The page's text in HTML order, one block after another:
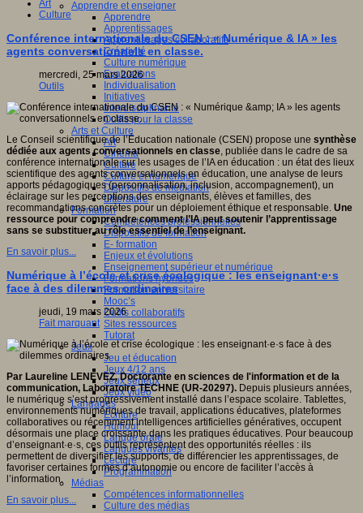
Apprendre et enseigner
Apprendre
Apprentissages
Apprentissages collaboratifs
Créativité
Culture numérique
Evaluations
Individualisation
Initiatives
Interdisciplinarité
Outils pour la classe
Arts et Culture
Art
Cinéma
Culture
Culture et numérique
Dispositifs de médiation
Littérature
Formation
Compétences professionnelles
Dispositifs de formation
E- formation
Enjeux et évolutions
Enseignement supérieur et numérique
Formations hybrides
Formation universitaire
Mooc’s
Outils collaboratifs
Sites ressources
Tutorat
Jeux
Jeu et éducation
Jeux 4/12 ans
Jeux sérieux
Jeux vidéo
Langages
Ecriture
Humour
Langue orale
Langues vivantes
Lecture
Programmation
Médias
Compétences informationnelles
Culture des médias
Art
Culture
Conférence internationale du CSEN : « Numérique & IA » les
agents conversationnels en classe.
mercredi, 25 mars 2026
Outils
Le Conseil scientifique de l’Éducation nationale (CSEN) propose une synthèse
dédiée aux agents conversationnels en classe, publiée dans le cadre de sa
conférence internationale sur les usages de l’IA en éducation : un état des lieux
scientifique des agents conversationnels en éducation, une analyse de leurs
apports pédagogiques (personnalisation, inclusion, accompagnement), un
éclairage sur les perceptions des enseignants, élèves et familles, des
recommandations concrètes pour un déploiement éthique et responsable. Une
ressource pour comprendre comment l’IA peut soutenir l’apprentissage
sans se substituer au rôle essentiel de l’enseignant.
En savoir plus...
Numérique à l’école et crise écologique : les enseignant·e·s
face à des dilemmes ordinaires
jeudi, 19 mars 2026
Fait marquant
Par Laureline LENEVEZ, Doctorante en sciences de l'information et de la
communication, Laboratoire TECHNE (UR-20297). Depuis plusieurs années,
le numérique s’est progressivement installé dans l’espace scolaire. Tablettes,
environnements numériques de travail, applications éducatives, plateformes
collaboratives ou récemment intelligences artificielles génératives, occupent
désormais une place croissante dans les pratiques éducatives. Pour beaucoup
d’enseignant·e·s, ces outils représentent des opportunités réelles : ils
permettent de diversifier les supports, de différencier les apprentissages, de
favoriser certaines formes d’autonomie ou encore de faciliter l’accès à
l’information.
En savoir plus...